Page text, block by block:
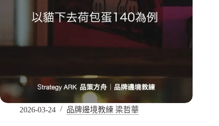
2026-03-24 品牌邊境教練 梁哲華